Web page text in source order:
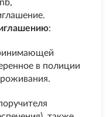
:
в полиции